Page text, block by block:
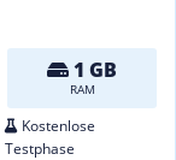
1 GB
RAM
Kostenlose
Testphase